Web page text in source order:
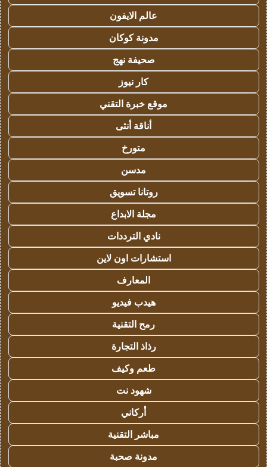
عالم الايفون
مدونة كوكان
صحيفة نهج
كار نيوز
موقع خبرة التقني
أناقة أنثى
متورخ
مدسن
روتانا تسويق
مجلة الابداع
نادي الترددات
استشارات اون لاين
المعارف
هيدب فيديو
رمح التقنية
رذاذ التجارة
طعم وكيف
شهود نت
أركاني
مباشر التقنية
مدونة صحبة